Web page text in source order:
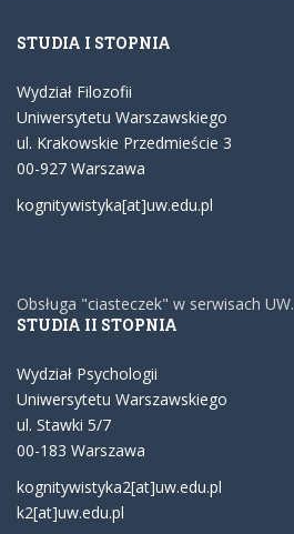
STUDIA I STOPNIA
Wydział Filozofii
Uniwersytetu Warszawskiego
ul. Krakowskie Przedmieście 3
00-927 Warszawa
kognitywistyka[at]uw.edu.pl
Obsługa "ciasteczek" w serwisach UW.
STUDIA II STOPNIA
Wydział Psychologii
Uniwersytetu Warszawskiego
ul. Stawki 5/7
00-183 Warszawa
kognitywistyka2[at]uw.edu.pl
k2[at]uw.edu.pl